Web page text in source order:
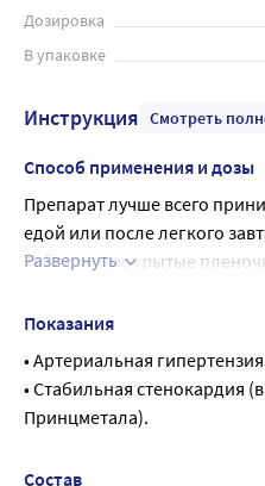
Дозировка
В упаковке
Инструкция Смотреть
Способ применения и дозы
Препарат лучше всего
едой или после легкого
Таблетки, покрытые
Артериальная гипертензия
определяется
Терапия начинается с дозы
необходимости дозу можно
Развернуть
Показания
• Артериальная
• Стабильная стенокардия
Принцметала).
Состав